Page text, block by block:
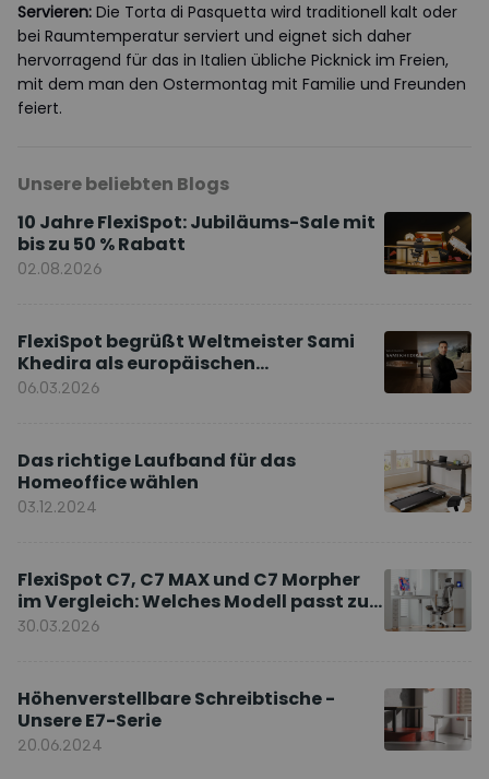
Servieren: Die Torta di Pasquetta wird traditionell kalt oder
bei Raumtemperatur serviert und eignet sich daher
hervorragend für das in Italien übliche Picknick im Freien,
mit dem man den Ostermontag mit Familie und Freunden
feiert.
Unsere beliebten Blogs
10 Jahre FlexiSpot: Jubiläums-Sale mit
bis zu 50 % Rabatt
02.08.2026
FlexiSpot begrüßt Weltmeister Sami
Khedira als europäischen
Markenbotschafter
06.03.2026
Das richtige Laufband für das
Homeoffice wählen
03.12.2024
FlexiSpot C7, C7 MAX und C7 Morpher
im Vergleich: Welches Modell passt zu
Ihnen?
30.03.2026
Höhenverstellbare Schreibtische -
Unsere E7-Serie
20.06.2024